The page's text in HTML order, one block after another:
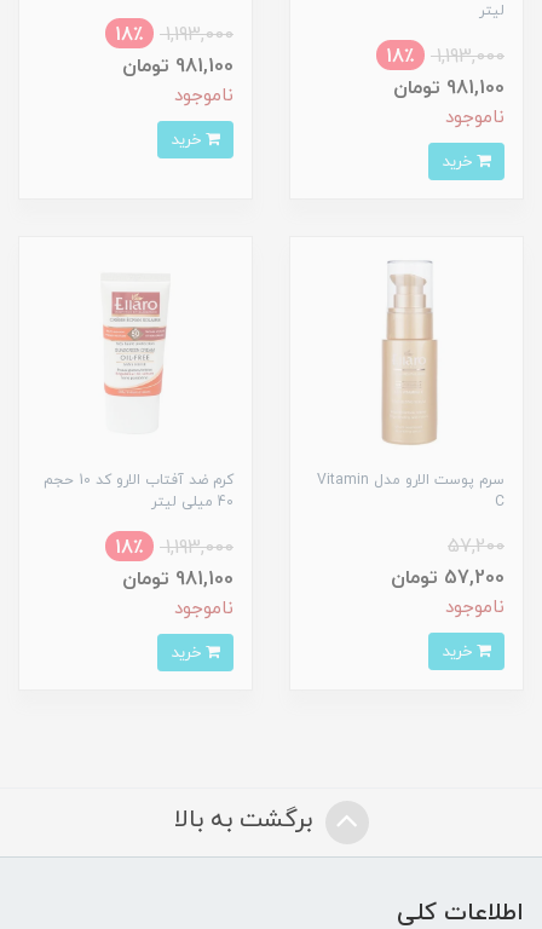
لیتر
1,193,000
18٪
981,100 تومان
ناموجود
1,193,000
18٪
981,100 تومان
ناموجود
سرم پوست الارو مدل Vitamin
C
57,200
57,200 تومان
ناموجود
کرم ضد آفتاب الارو کد 10 حجم
40 میلی لیتر
1,193,000
18٪
981,100 تومان
ناموجود
برگشت به بالا
اطلاعات کلی